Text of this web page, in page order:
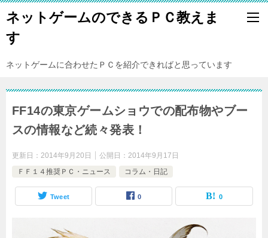
ネットゲームのできるＰＣ教えま
す
ネットゲームに合わせたＰＣを紹介できればと思っています
FF14の東京ゲームショウでの配布物やブー
スの情報など続々発表！
更新日： 2014年9月20日 公開日： 2014年9月17日
ＦＦ１４推奨ＰＣ・ニュース
コラム・日記
Tweet 0 0